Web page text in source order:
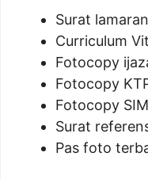
Surat
Curriculum
Fotocopy
Fotocopy
Fotocopy
Surat
Pas foto